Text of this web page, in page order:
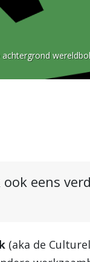
achtergrond wereldbol
eens
(aka de